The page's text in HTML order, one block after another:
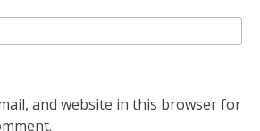
and website in this browser for